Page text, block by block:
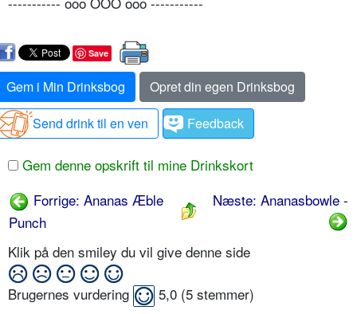
Save
Gem i Min Drinksbog
Opret din egen Drinksbog
Send drink til en ven
Feedback
Gem denne opskrift til mine Drinkskort
Forrige: Ananas Æble
Punch
Næste: Ananasbowle -
Klik på den smiley du vil give denne side
Brugernes vurdering 5,0 (5 stemmer)